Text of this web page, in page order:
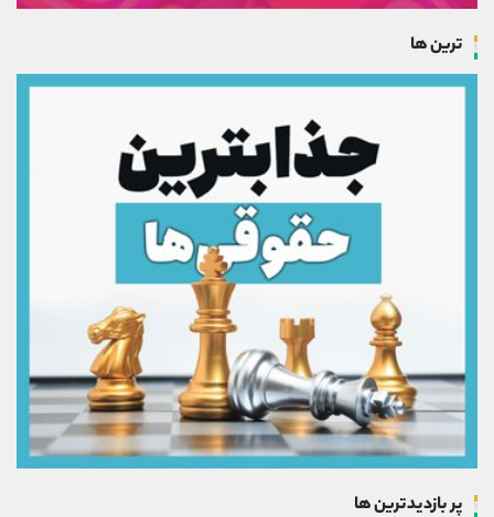
ترین ها
پر بازدیدترین ها